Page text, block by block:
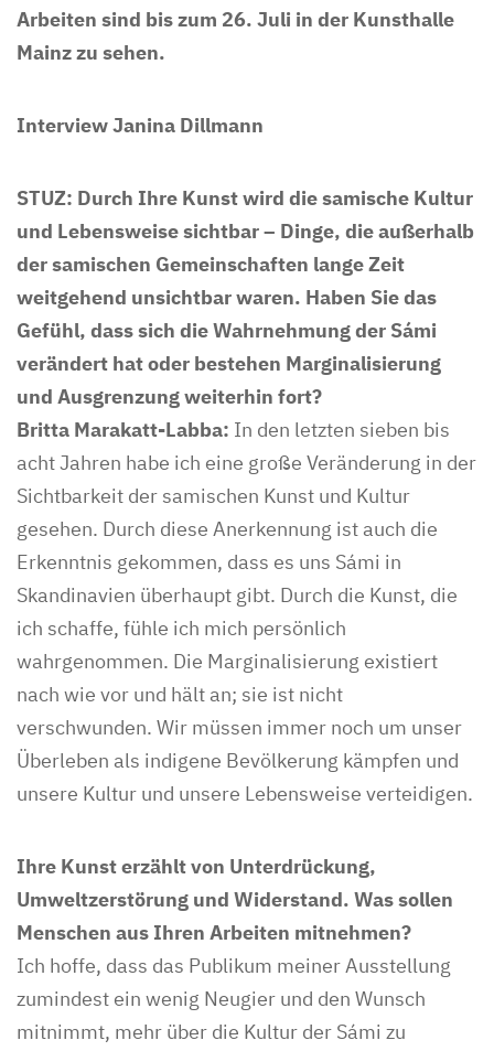
Arbeiten sind bis zum 26. Juli in der Kunsthalle
Mainz zu sehen.
Interview Janina Dillmann
STUZ: Durch Ihre Kunst wird die samische Kultur
und Lebensweise sichtbar – Dinge, die außerhalb
der samischen Gemeinschaften lange Zeit
weitgehend unsichtbar waren. Haben Sie das
Gefühl, dass sich die Wahrnehmung der Sámi
verändert hat oder bestehen Marginalisierung
und Ausgrenzung weiterhin fort?
Britta Marakatt-Labba: In den letzten sieben bis
acht Jahren habe ich eine große Veränderung in der
Sichtbarkeit der samischen Kunst und Kultur
gesehen. Durch diese Anerkennung ist auch die
Erkenntnis gekommen, dass es uns Sámi in
Skandinavien überhaupt gibt. Durch die Kunst, die
ich schaffe, fühle ich mich persönlich
wahrgenommen. Die Marginalisierung existiert
nach wie vor und hält an; sie ist nicht
verschwunden. Wir müssen immer noch um unser
Überleben als indigene Bevölkerung kämpfen und
unsere Kultur und unsere Lebensweise verteidigen.
Ihre Kunst erzählt von Unterdrückung,
Umweltzerstörung und Widerstand. Was sollen
Menschen aus Ihren Arbeiten mitnehmen?
Ich hoffe, dass das Publikum meiner Ausstellung
zumindest ein wenig Neugier und den Wunsch
mitnimmt, mehr über die Kultur der Sámi zu